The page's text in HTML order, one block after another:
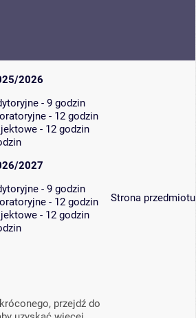
2026
- 9 godzin
- 12 godzin
- 12 godzin
2027
- 9 godzin
- 12 godzin
- 12 godzin
przejdź do
Strona przedmiotu